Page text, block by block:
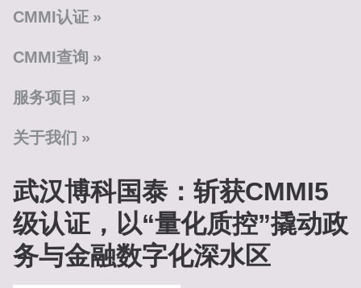
CMMI认证
CMMI查询
服务项目
关于我们
武汉博科国泰：斩获CMMI5
级认证，以“量化质控”撬动政
务与金融数字化深水区‌